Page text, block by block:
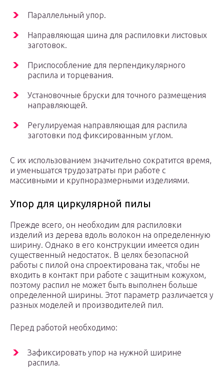
Параллельный упор.
Направляющая шина для распиловки листовых
заготовок.
Приспособление для перпендикулярного
распила и торцевания.
Установочные бруски для точного размещения
направляющей.
Регулируемая направляющая для распила
заготовки под фиксированным углом.
С их использованием значительно сократится время,
и уменьшатся трудозатраты при работе с
массивными и крупноразмерными изделиями.
Упор для циркулярной пилы
Прежде всего, он необходим для распиловки
изделий из дерева вдоль волокон на определенную
ширину. Однако в его конструкции имеется один
существенный недостаток. В целях безопасной
работы с пилой она спроектирована так, чтобы не
входить в контакт при работе с защитным кожухом,
поэтому распил не может быть выполнен больше
определенной ширины. Этот параметр различается у
разных моделей и производителей пил.
Перед работой необходимо:
Зафиксировать упор на нужной ширине
распила.